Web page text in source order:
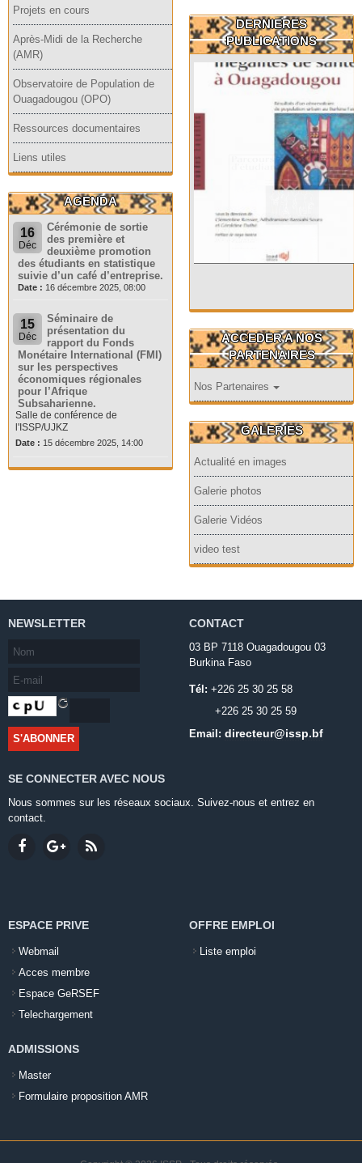
Projets en cours
Après-Midi de la Recherche
(AMR)
Observatoire de Population de
Ouagadougou (OPO)
Ressources documentaires
Liens utiles
AGENDA
16
Déc
Cérémonie de sortie
des première et
deuxième promotion
des étudiants en statistique
suivie d’un café d’entreprise.
Date : 16 décembre 2025, 08:00
15
Déc
Séminaire de
présentation du
rapport du Fonds
Monétaire International (FMI)
sur les perspectives
économiques régionales
pour l’Afrique
Subsaharienne.
Salle de conférence de
l'ISSP/UJKZ
Date : 15 décembre 2025, 14:00
DERNIERES
PUBLICATIONS
ACCEDER A NOS
PARTENAIRES
Nos Partenaires
GALERIES
Actualité en images
Galerie photos
Galerie Vidéos
video test
NEWSLETTER CONTACT
03 BP 7118 Ouagadougou 03
Burkina Faso
Tél: +226 25 30 25 58
+226 25 30 25 59
Email: directeur@issp.bf
SE CONNECTER AVEC NOUS
Nous sommes sur les réseaux sociaux. Suivez-nous et entrez en
contact.
ESPACE PRIVE
Webmail
Acces membre
Espace GeRSEF
Telechargement
OFFRE EMPLOI
Liste emploi
ADMISSIONS
Master
Formulaire proposition AMR